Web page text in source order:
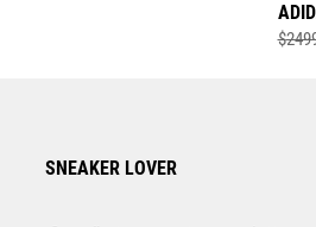
$
SNEAKER LOVER